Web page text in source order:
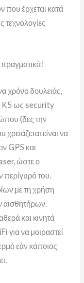
που έρχεται κατά
τεχνολογίες
χρόνο δουλειάς,
Κ5 ως security
(δες την
είναι να
GPS και
ώστε ο
περίγυρό του.
με τη χρήση
αισθητήρων.
και κινητά
για να μοιραστεί
εάν κάποιος